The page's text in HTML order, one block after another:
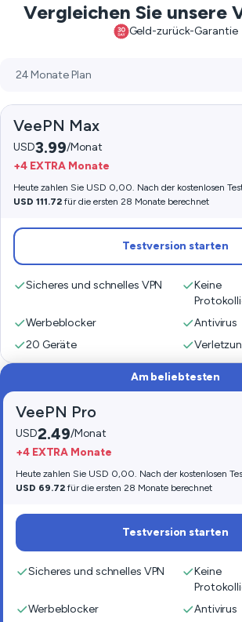
Vergleichen Sie unsere
Geld-zurück-Garantie
VeePN Max
USD3.99/Monat
+4 EXTRA Monate
Heute zahlen Sie USD 0,00. Nach der kostenlosen
USD 111.72 für die ersten 28 Monate berechnet
Testversion starten
Sicheres und schnelles VPN
Keine
Werbeblocker
Antivirus
20 Geräte
Am beliebtesten
VeePN Pro
USD2.49/Monat
+4 EXTRA Monate
Heute zahlen Sie USD 0,00. Nach der kostenlosen
USD 69.72 für die ersten 28 Monate berechnet
Testversion starten
Sicheres und schnelles VPN
Keine
Werbeblocker
Antivirus